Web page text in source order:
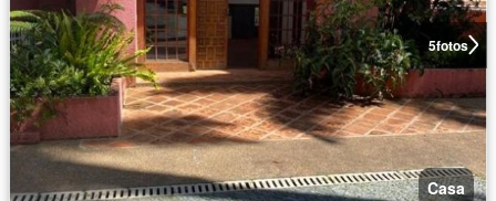
5fotos
Casa